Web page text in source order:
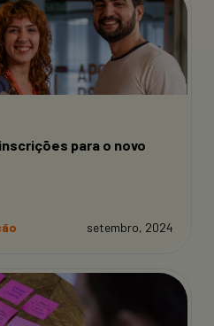
para o novo
setembro, 2024